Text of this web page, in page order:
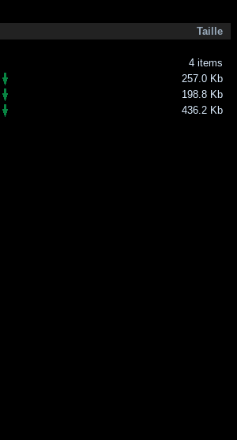
Taille
4 items
257.0 Kb
198.8 Kb
436.2 Kb